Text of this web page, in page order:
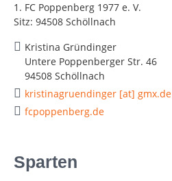
1. FC Poppenberg 1977 e. V.
Sitz: 94508 Schöllnach
Kristina Gründinger
Untere Poppenberger Str. 46
94508 Schöllnach
kristinagruendinger [at] gmx.de
fcpoppenberg.de
Sparten